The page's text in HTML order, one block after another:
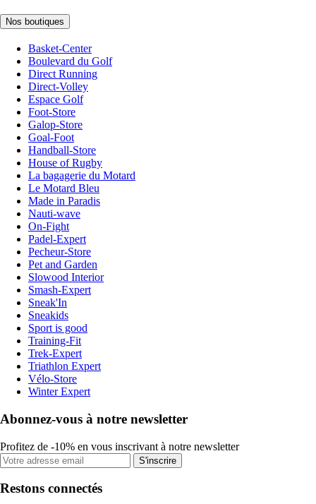
Nos boutiques
Basket-Center
Boulevard du Golf
Direct Running
Direct-Volley
Espace Golf
Foot-Store
Galop-Store
Goal-Foot
Handball-Store
House of Rugby
La bagagerie du Motard
Le Motard Bleu
Made in Paradis
Nauti-wave
On-Fight
Padel-Expert
Pecheur-Store
Pet and Garden
Slowood Interior
Smash-Expert
Sneak'In
Sneakids
Sport is good
Training-Fit
Trek-Expert
Triathlon Expert
Vélo-Store
Winter Expert
Abonnez-vous à notre newsletter
Profitez de -10% en vous inscrivant à notre newsletter
S'inscrire
Restons connectés